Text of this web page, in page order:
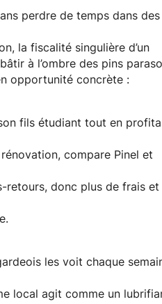
perdre de temps dans des
la fiscalité singulière d’un
à l’ombre des pins
opportunité concrète :
fils étudiant tout en
compare Pinel et
retours, donc plus de frais et
les voit chaque
local agit comme un